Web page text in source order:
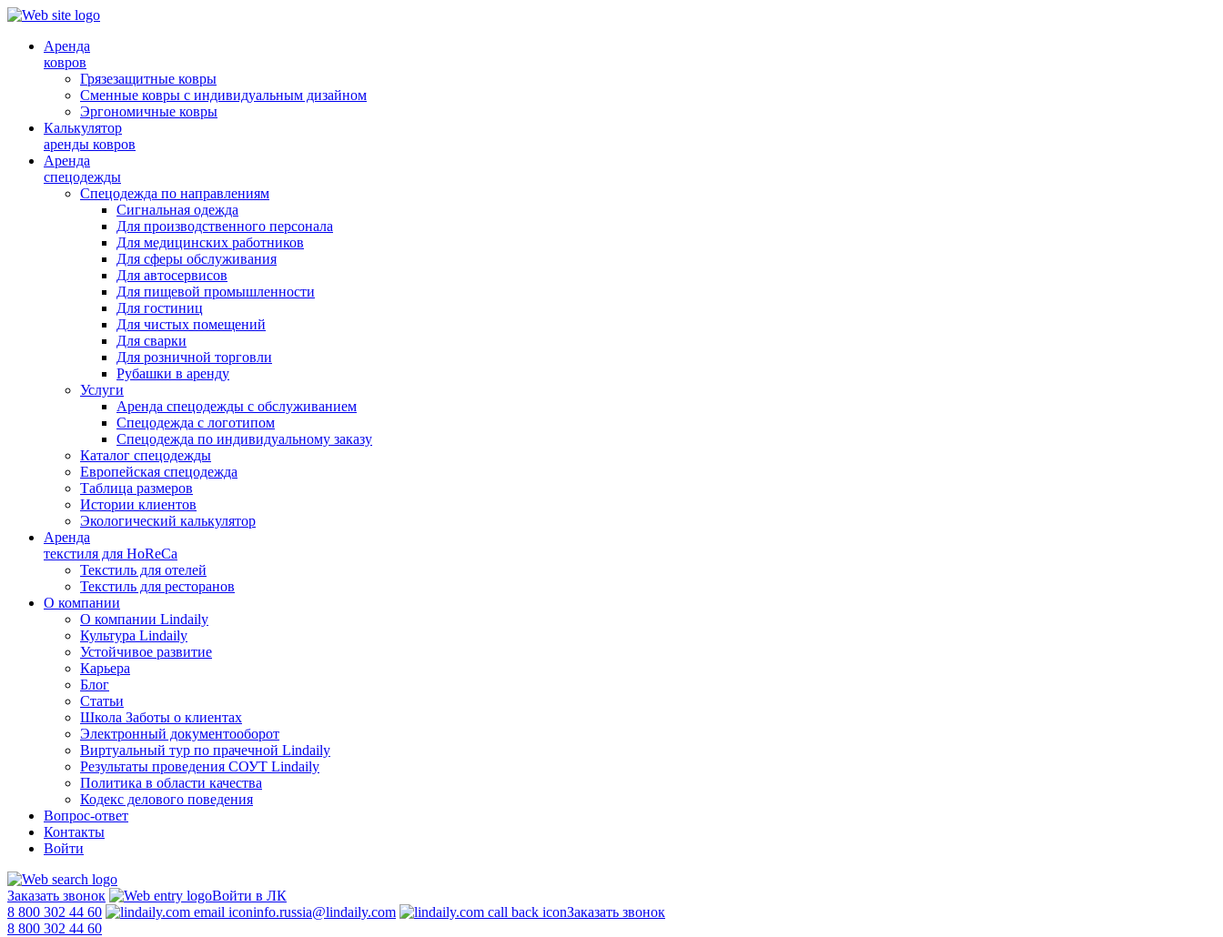
Аренда
ковров
Грязезащитные ковры
Сменные ковры с индивидуальным дизайном
Эргономичные ковры
Калькулятор
аренды ковров
Аренда
спецодежды
Спецодежда по направлениям
Сигнальная одежда
Для производственного персонала
Для медицинских работников
Для сферы обслуживания
Для автосервисов
Для пищевой промышленности
Для гостиниц
Для чистых помещений
Для сварки
Для розничной торговли
Рубашки в аренду
Услуги
Аренда спецодежды с обслуживанием
Спецодежда с логотипом
Спецодежда по индивидуальному заказу
Каталог спецодежды
Европейская спецодежда
Таблица размеров
Истории клиентов
Экологический калькулятор
Аренда
текстиля для HoReCa
Текстиль для отелей
Текстиль для ресторанов
О компании
О компании Lindaily
Культура Lindaily
Устойчивое развитие
Карьера
Блог
Статьи
Школа Заботы о клиентах
Электронный документооборот
Виртуальный тур по прачечной Lindaily
Результаты проведения СОУТ Lindaily
Политика в области качества
Кодекс делового поведения
Вопрос-ответ
Контакты
Войти
Заказать звонок
Войти в ЛК
8 800 302 44 60
info.russia@lindaily.com
Заказать звонок
8 800 302 44 60